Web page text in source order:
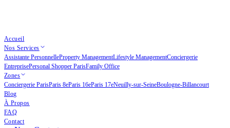
Accueil
Nos Services
Assistante PersonnelleProperty ManagementLifestyle ManagementConciergerie
EntreprisePersonal Shopper ParisFamily Office
Zones
Conciergerie ParisParis 8eParis 16eParis 17eNeuilly-sur-SeineBoulogne-Billancourt
Blog
À Propos
FAQ
Contact